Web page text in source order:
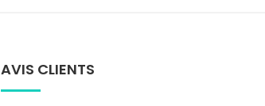
AVIS CLIENTS